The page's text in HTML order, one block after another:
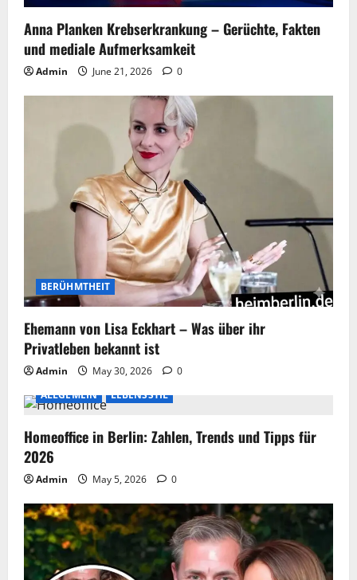
Anna Planken Krebserkrankung – Gerüchte, Fakten
und mediale Aufmerksamkeit
Admin June 21, 2026 0
BERÜHMTHEIT
Ehemann von Lisa Eckhart – Was über ihr
Privatleben bekannt ist
Admin May 30, 2026
0
ALLGEMEIN
LEBENSSTIL
Homeoffice in Berlin: Zahlen, Trends und Tipps für
2026
Admin May 5, 2026 0